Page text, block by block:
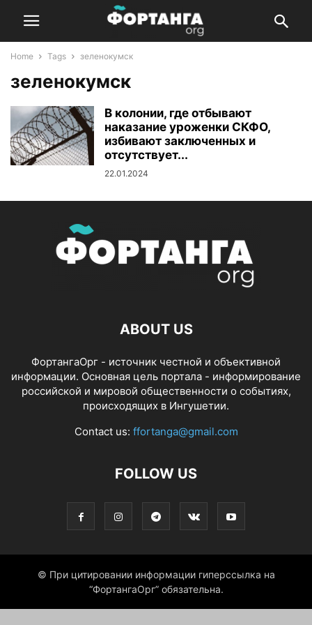
Home Tags зеленокумск
зеленокумск
В колонии, где отбывают
наказание уроженки СКФО,
избивают заключенных и
отсутствует...
22.01.2024
ABOUT US
ФортангаОрг - источник честной и объективной
информации. Основная цель портала - информирование
российской и мировой общественности о событиях,
происходящих в Ингушетии.
Contact us: ffortanga@gmail.com
FOLLOW US
© При цитировании информации гиперссылка на
“ФортангаОрг” обязательна.